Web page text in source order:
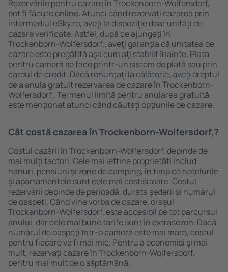
Rezervările pentru cazare în Trockenborn-Wolfersdorf,
pot fi făcute online. Atunci când rezervați cazarea prin
intermediul eSky.ro, aveţi la dispoziţie doar unităţi de
cazare verificate. Astfel, după ce ajungeți în
Trockenborn-Wolfersdorf,, aveţi garanţia că unitatea de
cazare este pregătită aşa cum aţi stabilit ȋnainte. Plata
pentru cameră se face printr-un sistem de plată sau prin
cardul de credit. Dacă renunţaţi la călătorie, aveți dreptul
de a anula gratuit rezervarea de cazare în Trockenborn-
Wolfersdorf,. Termenul limită pentru anularea gratuită
este menţionat atunci când căutați opţiunile de cazare.
Cât costă cazarea în Trockenborn-Wolfersdorf,?
Costul cazării în Trockenborn-Wolfersdorf, depinde de
mai mulți factori. Cele mai ieftine proprietăți includ
hanuri, pensiuni și zone de camping, în timp ce hotelurile
și apartamentele sunt cele mai costisitoare. Costul
rezervării depinde de perioadă, durata șederii și numărul
de oaspeți. Când vine vorba de cazare, oraşul
Trockenborn-Wolfersdorf, este accesibil pe tot parcursul
anului, dar cele mai bune tarife sunt în extrasezon. Dacă
numărul de oaspeţi ȋntr-o cameră este mai mare, costul
pentru fiecare va fi mai mic. Pentru a economisi şi mai
mult, rezervați cazare în Trockenborn-Wolfersdorf,
pentru mai mult de o săptămână.